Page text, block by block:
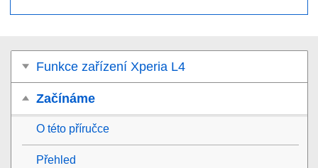
Funkce zařízení Xperia L4
Začínáme
O této příručce
Přehled